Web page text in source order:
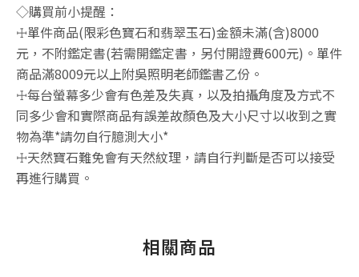
◇購買前小提醒：
☩單件商品(限彩色寶石和翡翠玉石)金額未滿(含)8000
元，不附鑑定書(若需開鑑定書，另付開證費600元)。單件
商品滿8009元以上附吳照明老師鑑書乙份。
☩每台螢幕多少會有色差及失真，以及拍攝角度及方式不
同多少會和實際商品有誤差故顏色及大小尺寸以收到之實
物為準*請勿自行臆測大小*
☩天然寶石難免會有天然紋理，請自行判斷是否可以接受
再進行購買。
相關商品